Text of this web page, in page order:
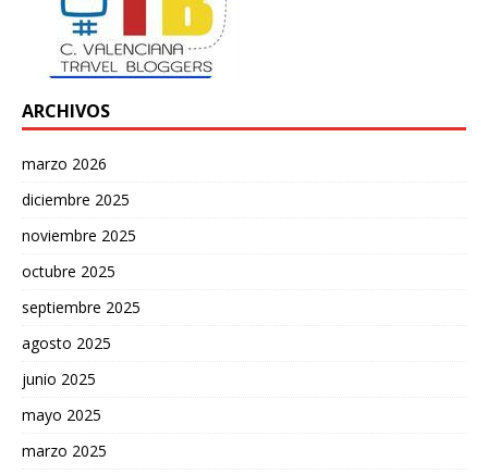
ARCHIVOS
marzo 2026
diciembre 2025
noviembre 2025
octubre 2025
septiembre 2025
agosto 2025
junio 2025
mayo 2025
marzo 2025